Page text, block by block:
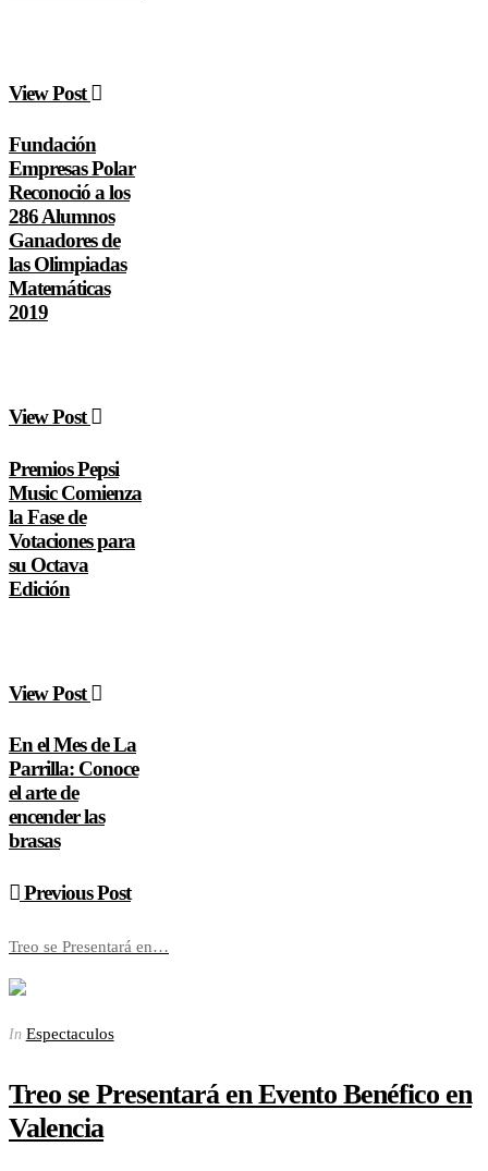
View Post
Fundación
Empresas Polar
Reconoció a los
286 Alumnos
Ganadores de
las Olimpiadas
Matemáticas
2019
View Post
Premios Pepsi
Music Comienza
la Fase de
Votaciones para
su Octava
Edición
View Post
En el Mes de La
Parrilla: Conoce
el arte de
encender las
brasas
Previous Post
Treo se Presentará en…
In Espectaculos
Treo se Presentará en Evento Benéfico en
Valencia